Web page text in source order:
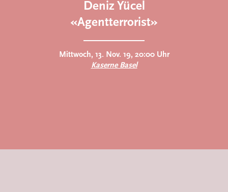
Deniz Yücel
«Agentterrorist»
Mittwoch, 13. Nov. 19, 20:00 Uhr
Kaserne Basel